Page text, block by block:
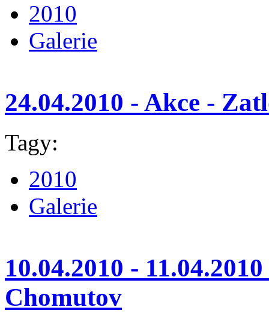
2010
Galerie
24.04.2010 - Akce -
Tagy:
2010
Galerie
10.04.2010 -
Chomutov